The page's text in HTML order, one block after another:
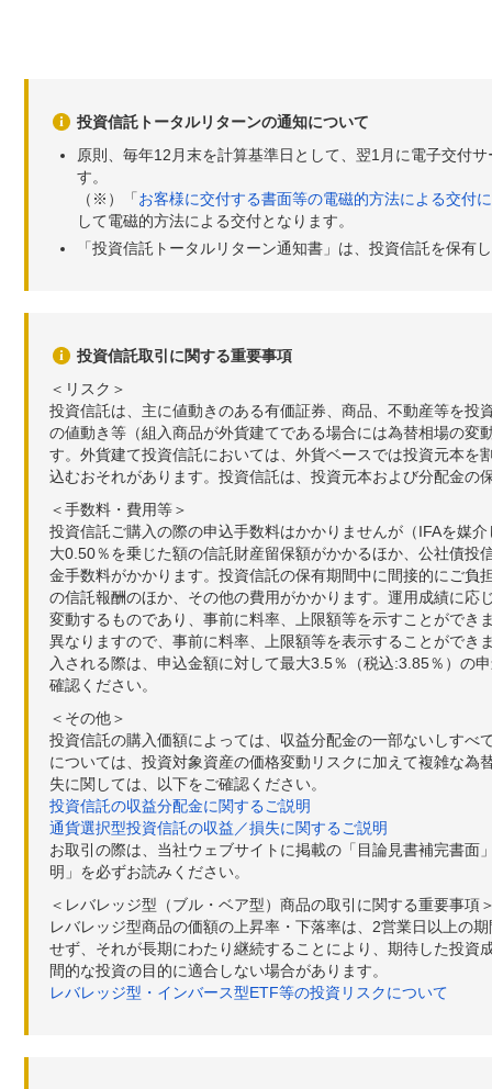
投資信託トータルリターンの通知について
原則、毎年12月末を計算基準日として、翌1月に電子交付
す。
（※）「お客様に交付する書面等の電磁的方法による交付
して電磁的方法による交付となります。
「投資信託トータルリターン通知書」は、投資信託を保有
投資信託取引に関する重要事項
＜リスク＞
投資信託は、主に値動きのある有価証券、商品、不動産等を
の値動き等（組入商品が外貨建てである場合には為替相場の
す。外貨建て投資信託においては、外貨ベースでは投資元本
込むおそれがあります。投資信託は、投資元本および分配金の
＜手数料・費用等＞
投資信託ご購入の際の申込手数料はかかりませんが（IFAを媒
大0.50％を乗じた額の信託財産留保額がかかるほか、公社債
金手数料がかかります。投資信託の保有期間中に間接的にご
の信託報酬のほか、その他の費用がかかります。運用成績に
変動するものであり、事前に料率、上限額等を示すことがで
異なりますので、事前に料率、上限額等を表示することがで
入される際は、申込金額に対して最大3.5％（税込:3.85％）の
確認ください。
＜その他＞
投資信託の購入価額によっては、収益分配金の一部ないしす
については、投資対象資産の価格変動リスクに加えて複雑な
失に関しては、以下をご確認ください。
投資信託の収益分配金に関するご説明
通貨選択型投資信託の収益／損失に関するご説明
お取引の際は、当社ウェブサイトに掲載の「目論見書補完書
明」を必ずお読みください。
＜レバレッジ型（ブル・ベア型）商品の取引に関する重要事項
レバレッジ型商品の価額の上昇率・下落率は、2営業日以上の
せず、それが長期にわたり継続することにより、期待した投
間的な投資の目的に適合しない場合があります。
レバレッジ型・インバース型ETF等の投資リスクについて